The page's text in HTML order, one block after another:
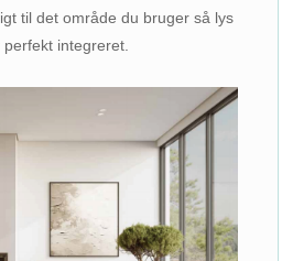
til det område du bruger så lys
integreret.